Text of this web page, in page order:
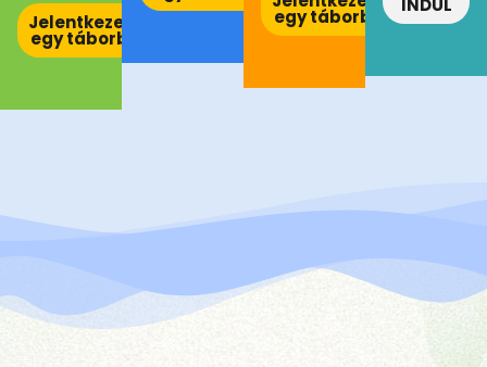
Jelentkezem
egy táborba
egy táborba
INDUL